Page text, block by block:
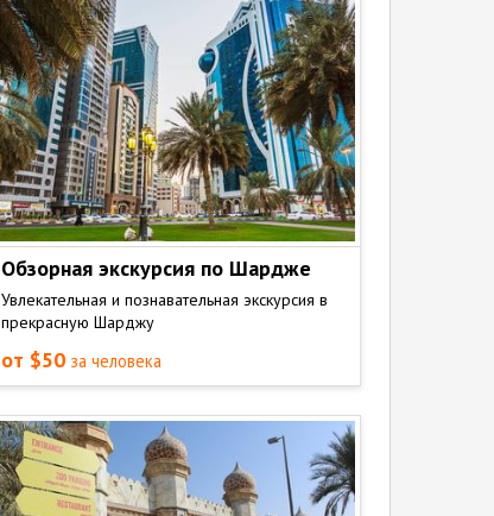
Обзорная экскурсия по Шардже
Увлекательная и познавательная экскурсия в
прекрасную Шарджу
от $50 за человека